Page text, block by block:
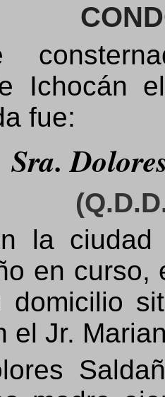
Ichocán
fue:
Sra.
la
en curso,
domicilio
el Jr.